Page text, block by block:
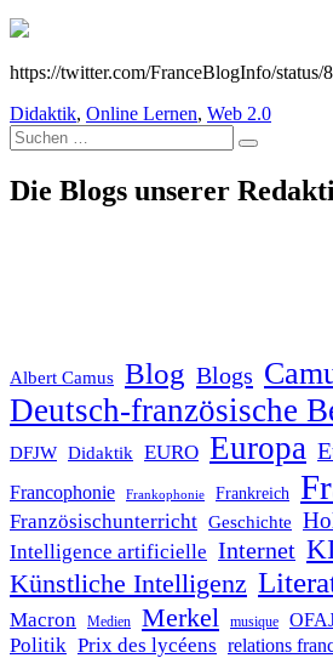
https://twitter.com/FranceBlogInfo/status/
Didaktik, Online Lernen, Web 2.0
Suche
nach:
Die Blogs unserer
Albert Camus Blog Blogs
Deutsch-französische
DFJW Didaktik EURO Europa
Francophonie Frankophonie Frankreich
Französischunterricht Geschichte
Intelligence artificielle Internet
Künstliche Intelligenz
Macron Medien Merkel musique
Politik Prix des lycéens relations